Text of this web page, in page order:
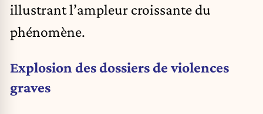
illustrant l’ampleur croissante du
phénomène.
Explosion des dossiers de violences
graves